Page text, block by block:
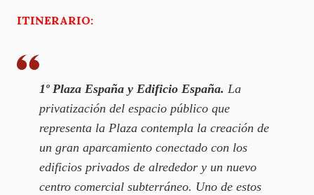
ITINERARIO:
1º Plaza España y Edificio España. La
privatización del espacio público que
representa la Plaza contempla la creación de
un gran aparcamiento conectado con los
edificios privados de alrededor y un nuevo
centro comercial subterráneo. Uno de estos